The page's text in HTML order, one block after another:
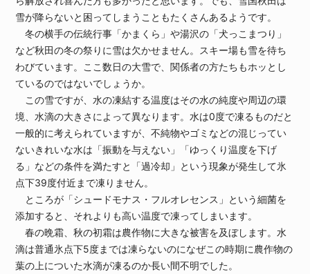
雪が降らないと困ってしまうこともたくさんあるようです。
冬の横手の伝統行事「かまくら」や湯沢の「犬っこまつり」
など秋田の冬の祭りに雪は欠かせません。スキー場も雪を待ち
わびています。ここ数日の大雪で、関係者の方たちもホッとし
ているのではないでしょうか。
この雪ですが、水の凍結する温度はその水の純度や周辺の環
境、水滴の大きさによって異なります。水は0度で凍るものだと
一般的に考えられていますが、不純物やゴミなどの混じってい
ないきれいな水は「振動を与えない」「ゆっくり温度を下げ
る」などの条件を満たすと「過冷却」という現象が発生して氷
点下39度付近まで凍りません。
ところが「シュードモナス・フルオレセンス」という細菌を
添加すると、それよりも高い温度で凍ってしまいます。
春の晩霜、秋の初霜は農作物に大きな被害を及ぼします。水
滴は普通氷点下5度までは凍らないのになぜこの時期に農作物の
葉の上についた水滴が凍るのか長い間不明でした。